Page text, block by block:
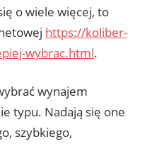
o wiele więcej, to
https://koliber-
wybrac.html.
wynajem
typu. Nadają się one
szybkiego,